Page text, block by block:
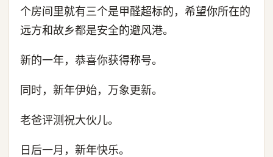
个房间里就有三个是甲醛超标的，希望你所在的
远方和故乡都是安全的避风港。
新的一年，恭喜你获得称号。
同时，新年伊始，万象更新。
老爸评测祝大伙儿。
日后一月，新年快乐。